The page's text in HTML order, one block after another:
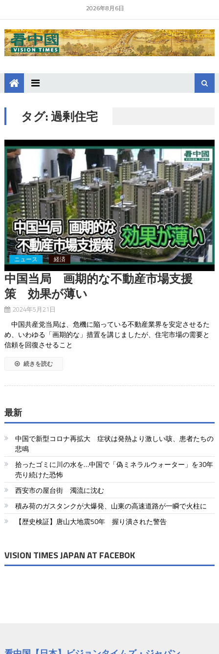
2026年8月6日
タグ:過剰住宅
ニュース 経済
中国当局 画期的な不動産市場支援
策 効果が薄い
2024年5月21日
中国共産党当局は、危機に陥っている不動産業界を安定させるた
め、いわゆる「画期的な」措置を講じましたが、住宅市場の需要と
信頼を回復させること
続きを読む
最新
中国で新型コロナ再拡大 症状は発熱より激しい咳、患者たちの
悲鳴
拾ったゴミに川の水を…中国で「偽ミネラルウォーター」を30年
売り続けた恐怖
西安市の屋台街 濁流に沈む
積み荷のガスタンクが大爆発、山東の高速道路が一瞬で火柱に
【歴史検証】唐山大地震50年 握り潰された警告
VISION TIMES JAPAN AT FACEBOK